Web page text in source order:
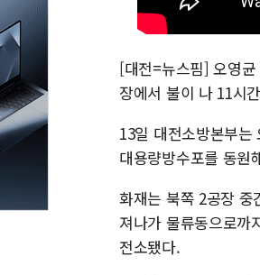
[대전=뉴스핌] 오영
장에서 불이 나 11시
13일 대전소방본부
대용량방수포를 동원
화재는 북쪽 2공장 중
져나가 물류동으로까
전소됐다.